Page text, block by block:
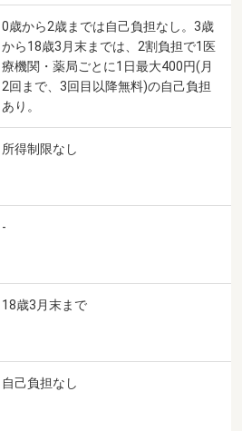
0歳から2歳までは自己負担なし。3歳
から18歳3月末までは、2割負担で1医
療機関・薬局ごとに1日最大400円(月
2回まで、3回目以降無料)の自己負担
あり。
所得制限なし
-
18歳3月末まで
自己負担なし